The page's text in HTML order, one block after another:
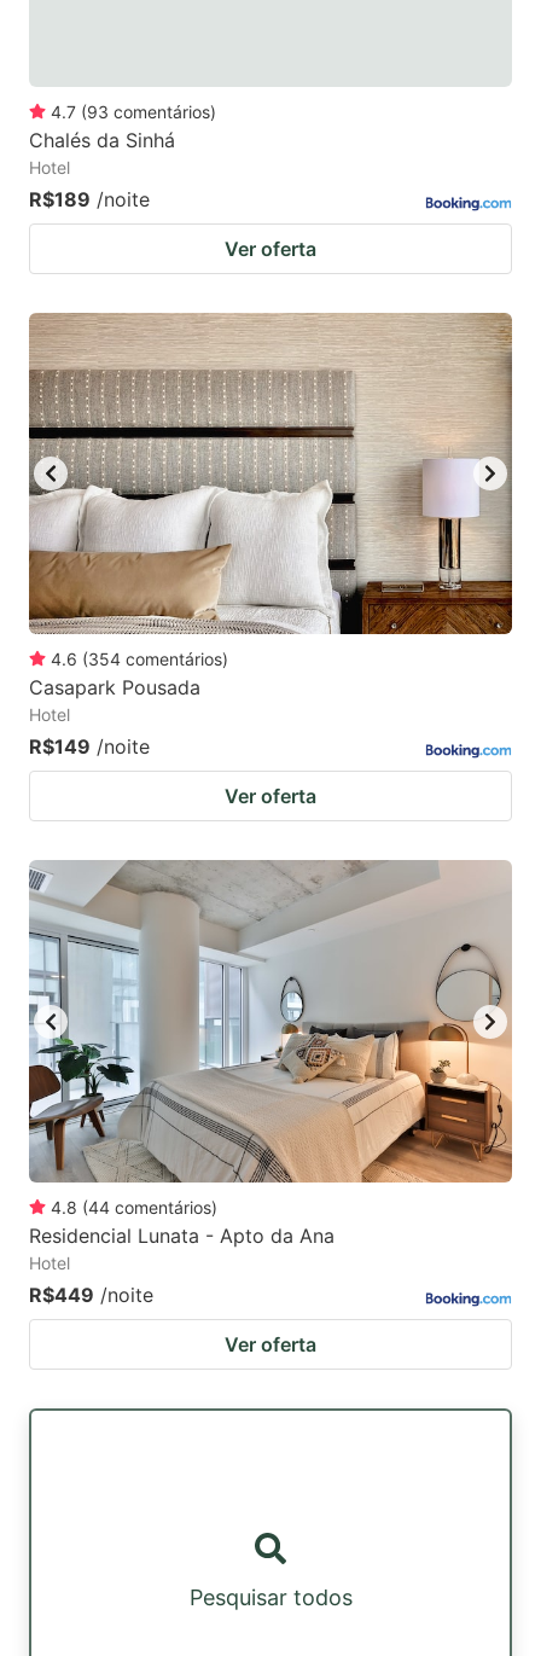
4.7 (93 comentários)
Chalés da Sinhá
Hotel
R$189 /noite
Ver oferta
4.6 (354 comentários)
Casapark Pousada
Hotel
R$149 /noite
Ver oferta
4.8 (44 comentários)
Residencial Lunata - Apto da Ana
Hotel
R$449 /noite
Ver oferta
Pesquisar todos